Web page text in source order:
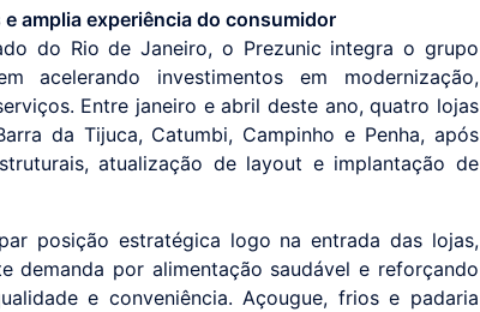
amplia experiência do consumidor
do Rio de Janeiro, o Prezunic integra o grupo
acelerando investimentos em modernização,
Entre janeiro e abril deste ano, quatro lojas
da Tijuca, Catumbi, Campinho e Penha, após
atualização de layout e implantação de
posição estratégica logo na entrada das lojas,
demanda por alimentação saudável e reforçando
e conveniência. Açougue, frios e padaria